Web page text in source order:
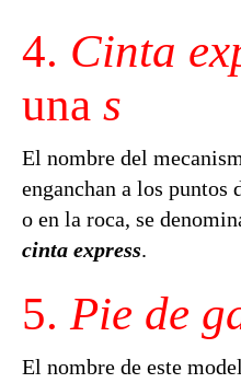
4. Cinta
una s
El nombre del
enganchan a los puntos
o en la roca, se
cinta express.
5. Pie de
El nombre de este